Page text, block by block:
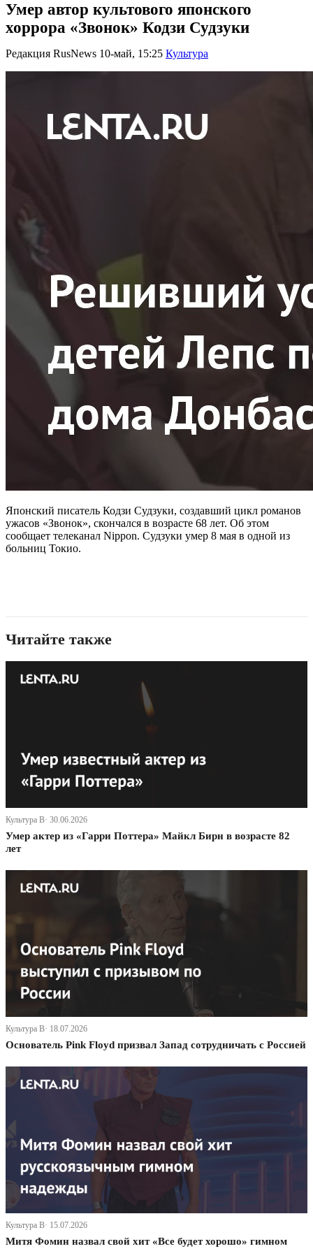
Умер автор культового японского
хоррора «Звонок» Кодзи Судзуки
Редакция RusNews 10-май, 15:25 Культура
Японский писатель Кодзи Судзуки, создавший цикл романов
ужасов «Звонок», скончался в возрасте 68 лет. Об этом
сообщает телеканал Nippon. Судзуки умер 8 мая в одной из
больниц Токио.
Читайте также
Культура В· 30.06.2026
Умер актер из «Гарри Поттера» Майкл Бирн в возрасте 82
лет
Культура В· 18.07.2026
Основатель Pink Floyd призвал Запад сотрудничать с Россией
Культура В· 15.07.2026
Митя Фомин назвал свой хит «Все будет хорошо» гимном